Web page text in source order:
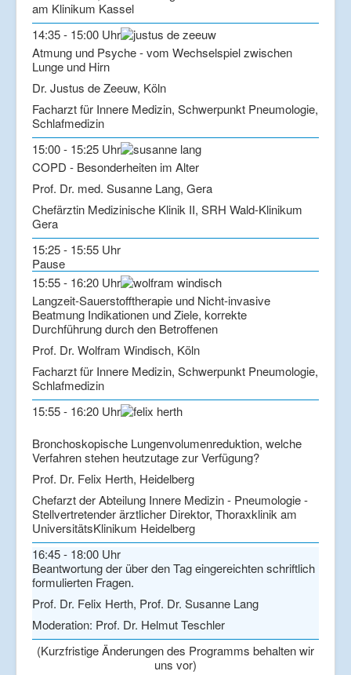
am Klinikum Kassel
14:35 - 15:00 Uhr
Atmung und Psyche - vom Wechselspiel zwischen
Lunge und Hirn
Dr. Justus de Zeeuw, Köln
Facharzt für Innere Medizin, Schwerpunkt Pneumologie,
Schlafmedizin
15:00 - 15:25 Uhr
COPD - Besonderheiten im Alter
Prof. Dr. med. Susanne Lang, Gera
Chefärztin Medizinische Klinik II, SRH Wald-Klinikum
Gera
15:25 - 15:55 Uhr
Pause
15:55 - 16:20 Uhr
Langzeit-Sauerstofftherapie und Nicht-invasive
Beatmung Indikationen und Ziele, korrekte
Durchführung durch den Betroffenen
Prof. Dr. Wolfram Windisch, Köln
Facharzt für Innere Medizin, Schwerpunkt Pneumologie,
Schlafmedizin
15:55 - 16:20 Uhr
Bronchoskopische Lungenvolumenreduktion, welche
Verfahren stehen heutzutage zur Verfügung?
Prof. Dr. Felix Herth, Heidelberg
Chefarzt der Abteilung Innere Medizin - Pneumologie -
Stellvertretender ärztlicher Direktor, Thoraxklinik am
UniversitätsKlinikum Heidelberg
16:45 - 18:00 Uhr
Beantwortung der über den Tag eingereichten schriftlich
formulierten Fragen.
Prof. Dr. Felix Herth, Prof. Dr. Susanne Lang
Moderation: Prof. Dr. Helmut Teschler
(Kurzfristige Änderungen des Programms behalten wir
uns vor)